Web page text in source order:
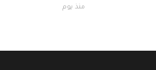
منذ يوم